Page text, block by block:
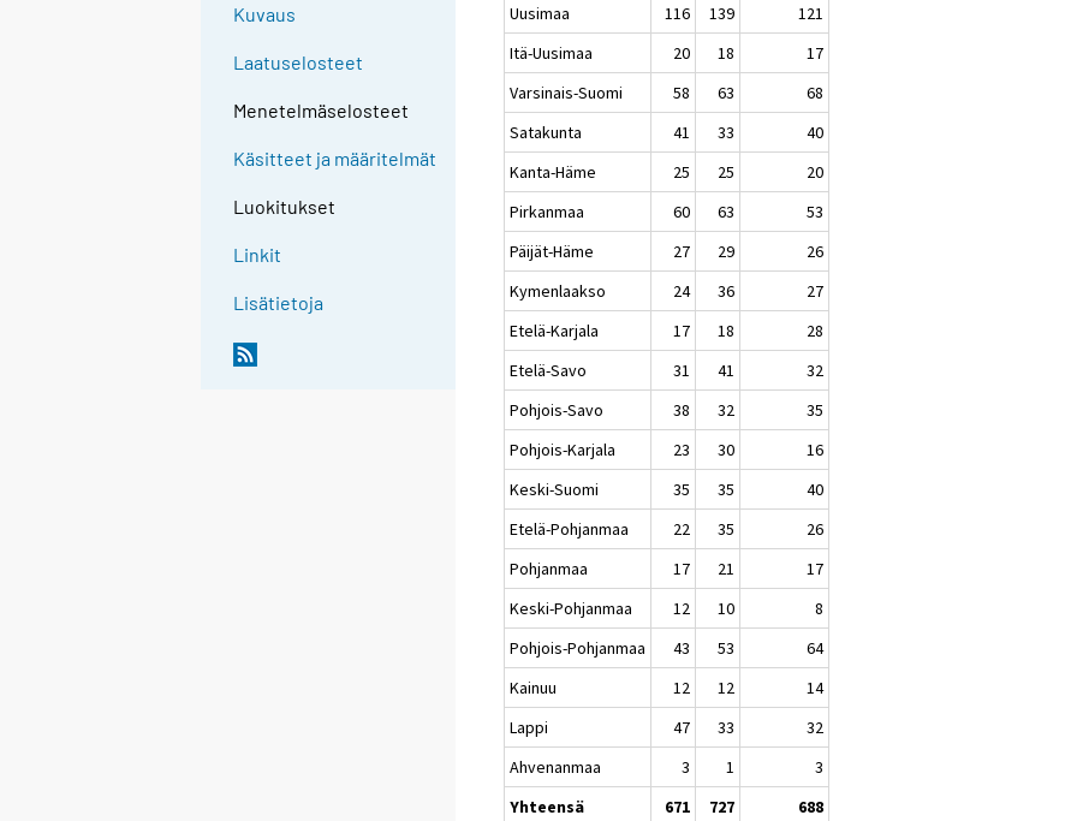
Kuvaus
Laatuselosteet
Menetelmäselosteet
Käsitteet ja määritelmät
Luokitukset
Linkit
Lisätietoja
Uusimaa
116 139
121
Itä-Uusimaa
20 18
17
Varsinais-Suomi
58 63
68
Satakunta
41 33
40
Kanta-Häme
25 25
20
Pirkanmaa
60 63
53
Päijät-Häme
27 29
26
Kymenlaakso
24 36
27
Etelä-Karjala
17 18
28
Etelä-Savo
31 41
32
Pohjois-Savo
38 32
35
Pohjois-Karjala
23 30
16
Keski-Suomi
35 35
40
Etelä-Pohjanmaa
22 35
26
Pohjanmaa
17 21
17
Keski-Pohjanmaa
12 10
8
Pohjois-Pohjanmaa
43 53
64
Kainuu
12 12
14
Lappi
47 33
32
Ahvenanmaa
3 1
3
Yhteensä
671 727 688